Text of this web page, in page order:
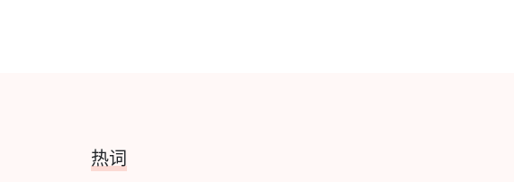
热词